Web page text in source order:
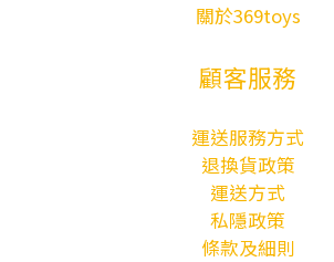
關於369toys
顧客服務
運送服務方式
退換貨政策
運送方式
私隱政策
條款及細則